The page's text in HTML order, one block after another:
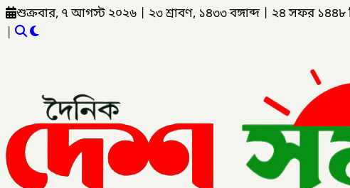
শুক্রবার, ৭ আগস্ট ২০২৬ ২৩ শ্রাবণ, ১৪৩৩ বঙ্গাব্দ ২৪ সফর ১৪৪৮
|